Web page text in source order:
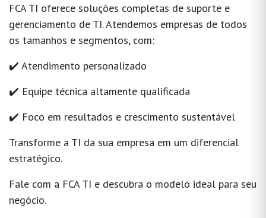
FCA TI oferece soluções completas de suporte e
gerenciamento de TI. Atendemos empresas de todos
os tamanhos e segmentos, com:
✔️ Atendimento personalizado
✔️ Equipe técnica altamente qualificada
✔️ Foco em resultados e crescimento sustentável
Transforme a TI da sua empresa em um diferencial
estratégico.
Fale com a FCA TI e descubra o modelo ideal para seu
negócio.